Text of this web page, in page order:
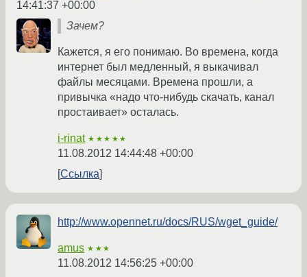
14:41:37 +00:00
Зачем?
Кажется, я его понимаю. Во времена, когда
интернет был медленный, я выкачивал
файлы месяцами. Времена прошли, а
привычка «надо что-нибудь скачать, канал
простаивает» осталась.
i-rinat ★★★★★
11.08.2012 14:44:48 +00:00
Ссылка
http://www.opennet.ru/docs/RUS/wget_guide/
amus ★★★
11.08.2012 14:56:25 +00:00